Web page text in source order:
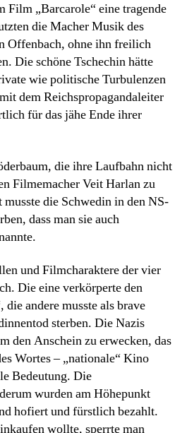
Film „Barcarole“ eine tragende
die Macher Musik des
Offenbach, ohne ihn freilich
Die schöne Tschechin hätte
wie politische Turbulenzen
dem Reichspropagandaleiter
für das jähe Ende ihrer
die ihre Laufbahn nicht
Filmemacher Veit Harlan zu
die Schwedin in den NS-
dass man sie auch
und Filmcharaktere der vier
Die eine verkörperte den
die andere musste als brave
sterben. Die Nazis
den Anschein zu erwecken, das
Wortes – „nationale“ Kino
Bedeutung. Die
wurden am Höhepunkt
hofiert und fürstlich bezahlt.
wollte, sperrte man